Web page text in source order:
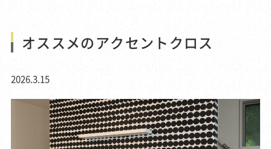
オススメのアクセントクロス
2026.3.15